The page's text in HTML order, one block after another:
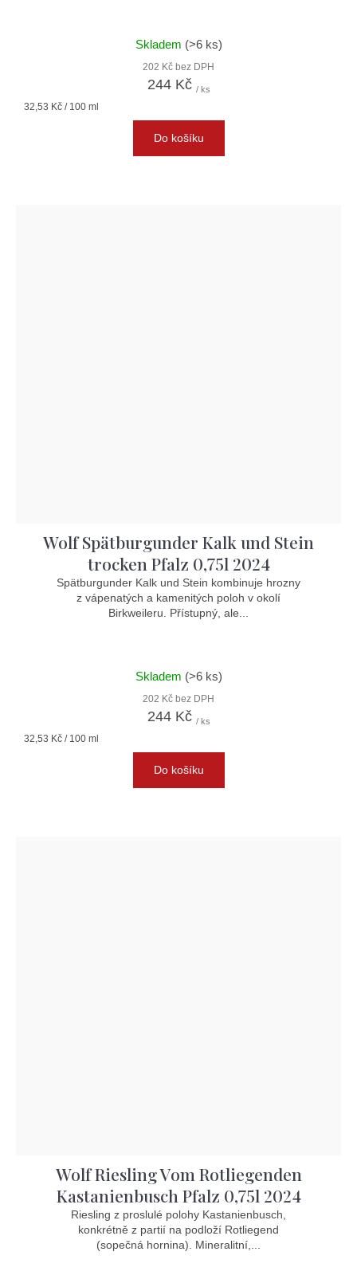
Skladem (>6 ks)
202 Kč bez DPH
244 Kč / ks
Měrná
32,53 Kč / 100 ml
Do košíku
Wolf Spätburgunder Kalk und Stein
trocken Pfalz 0,75l 2024
Spätburgunder Kalk und Stein kombinuje hrozny
z vápenatých a kamenitých poloh v okolí
Birkweileru. Přístupný, ale...
Skladem (>6 ks)
202 Kč bez DPH
244 Kč / ks
Měrná
32,53 Kč / 100 ml
Do košíku
Wolf Riesling Vom Rotliegenden
Kastanienbusch Pfalz 0,75l 2024
Riesling z proslulé polohy Kastanienbusch,
konkrétně z partií na podloží Rotliegend
(sopečná hornina). Mineralitní,...